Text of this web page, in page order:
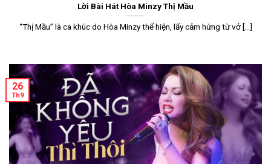
Lời Bài Hát Hòa Minzy Thị Mầu
“Thị Mầu” là ca khúc do Hòa Minzy thể hiện, lấy cảm hứng từ vở [...]
26
Th9